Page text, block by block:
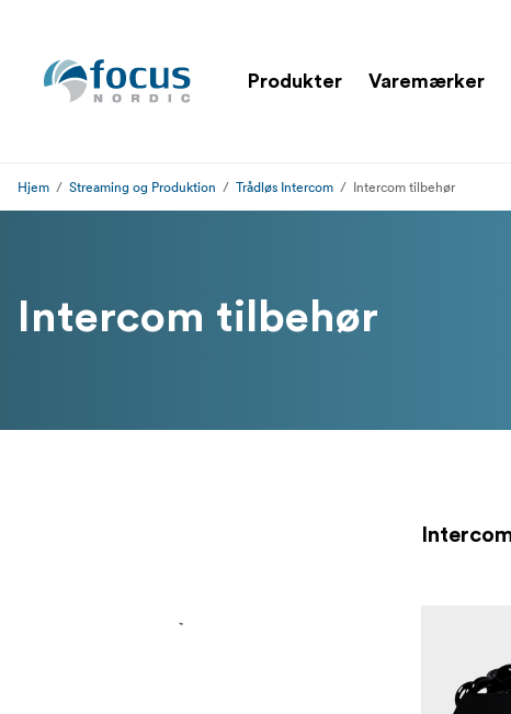
Produkter Varemærker
Hjem Streaming og Produktion Trådløs Intercom Intercom tilbehør
Intercom tilbehør